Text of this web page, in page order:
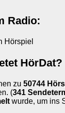
Radio:
Hörspiel
HörDat?
zu 50744
(341
wurde, um ins